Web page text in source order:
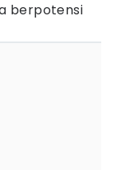
berpotensi